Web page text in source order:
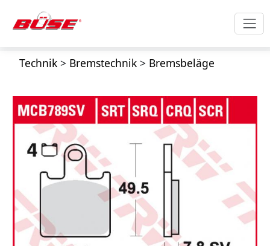
Technik> Bremstechnik> Bremsbeläge